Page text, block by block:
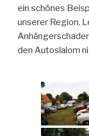
ein schönes
unserer Region.
den Autoslalom